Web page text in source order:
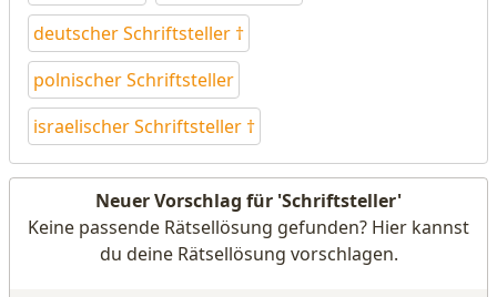
deutscher Schriftsteller †
polnischer Schriftsteller
israelischer Schriftsteller †
Neuer Vorschlag für 'Schriftsteller'
Keine passende Rätsellösung gefunden? Hier kannst
du deine Rätsellösung vorschlagen.